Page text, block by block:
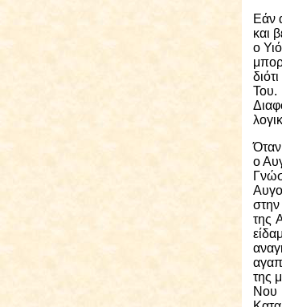
Εάν
και
ο
Του.
Όταν
ο
στην
της
της
Νου